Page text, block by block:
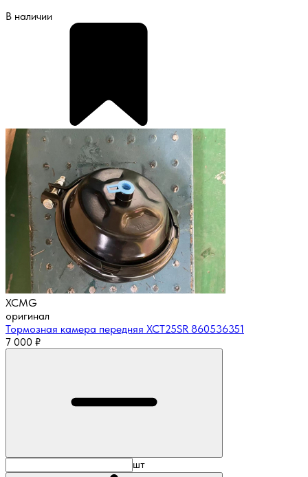
В наличии
XCMG
оригинал
Тормозная камера передняя XCT25SR 860536351
7 000 ₽
шт